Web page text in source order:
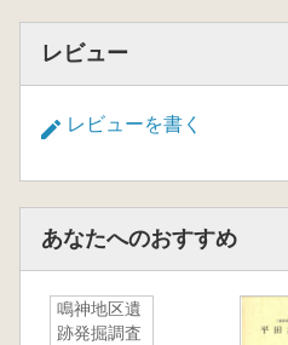
レビュー
レビューを書く
あなたへのおすすめ
鳴神地区遺
跡発掘調査